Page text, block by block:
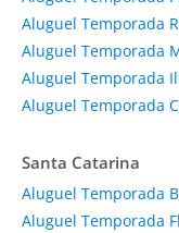
Aluguel Temporada
Aluguel Temporada
Aluguel Temporada
Aluguel Temporada
Santa Catarina
Aluguel Temporada
Aluguel Temporada